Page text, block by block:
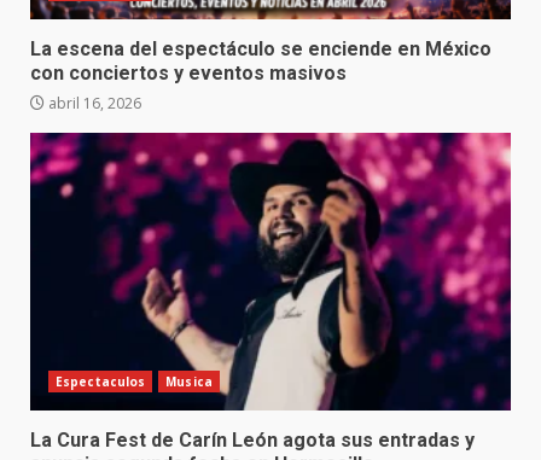
La escena del espectáculo se enciende en México
con conciertos y eventos masivos
abril 16, 2026
Espectaculos Musica
La Cura Fest de Carín León agota sus entradas y